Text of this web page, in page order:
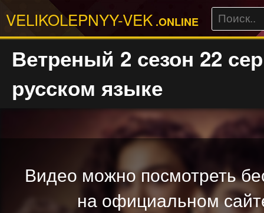
VELIKOLEPNYY-VEK .ONLINE
Ветреный 2 сезон 22
русском языке
Видео можно посмотреть
на официальном